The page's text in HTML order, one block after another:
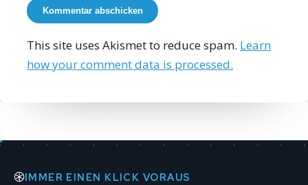
This site uses Akismet to reduce spam. Learn
how your comment data is processed.
IMMER EINEN KLICK VORAUS